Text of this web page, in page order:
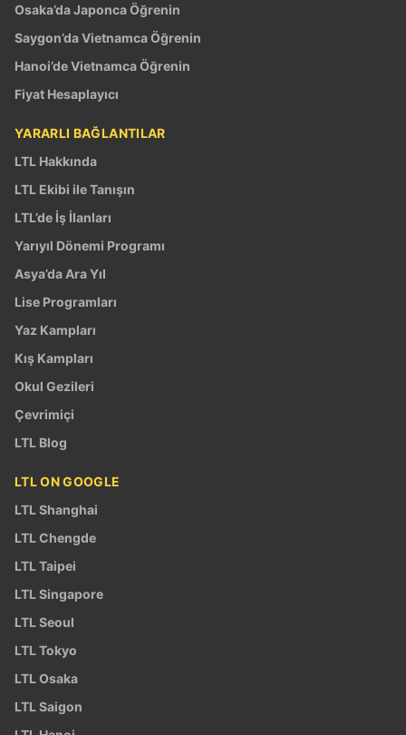
Osaka’da Japonca Öğrenin
Saygon’da Vietnamca Öğrenin
Hanoi’de Vietnamca Öğrenin
Fiyat Hesaplayıcı
YARARLI BAĞLANTILAR
LTL Hakkında
LTL Ekibi ile Tanışın
LTL’de İş İlanları
Yarıyıl Dönemi Programı
Asya’da Ara Yıl
Lise Programları
Yaz Kampları
Kış Kampları
Okul Gezileri
Çevrimiçi
LTL Blog
LTL ON GOOGLE
LTL Shanghai
LTL Chengde
LTL Taipei
LTL Singapore
LTL Seoul
LTL Tokyo
LTL Osaka
LTL Saigon